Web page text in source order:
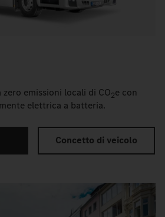
emissioni locali di CO2e con
elettrica a batteria.
Concetto di veicolo